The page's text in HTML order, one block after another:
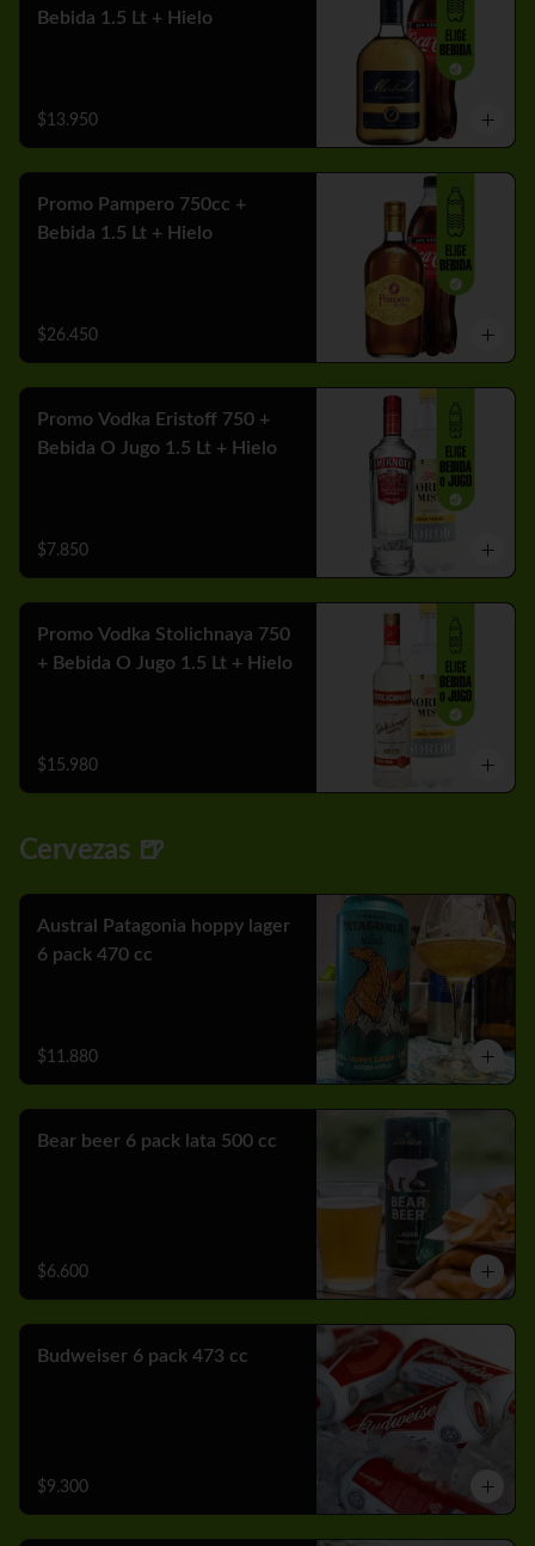
Bebida 1.5 Lt + Hielo
$13.950
Promo Pampero 750cc +
Bebida 1.5 Lt + Hielo
$26.450
Promo Vodka Eristoff 750 +
Bebida O Jugo 1.5 Lt + Hielo
$7.850
Promo Vodka Stolichnaya 750
+ Bebida O Jugo 1.5 Lt + Hielo
$15.980
Cervezas 🍺
Austral Patagonia hoppy lager
6 pack 470 cc
$11.880
Bear beer 6 pack lata 500 cc
$6.600
Budweiser 6 pack 473 cc
$9.300